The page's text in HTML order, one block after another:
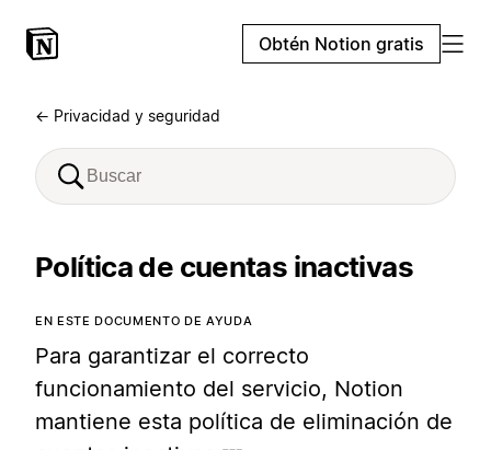
Obtén Notion gratis
← Privacidad y seguridad
Política de cuentas inactivas
EN ESTE DOCUMENTO DE AYUDA
Para garantizar el correcto
funcionamiento del servicio, Notion
mantiene esta política de eliminación de